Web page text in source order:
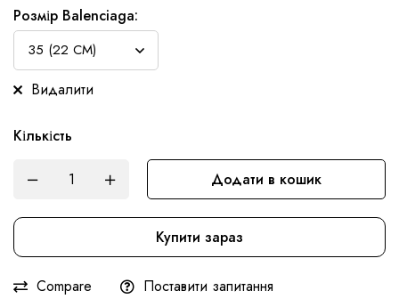
Розмір Balenciaga:
Видалити
Кількість
Додати в кошик
Купити зараз
Compare
Поставити запитання